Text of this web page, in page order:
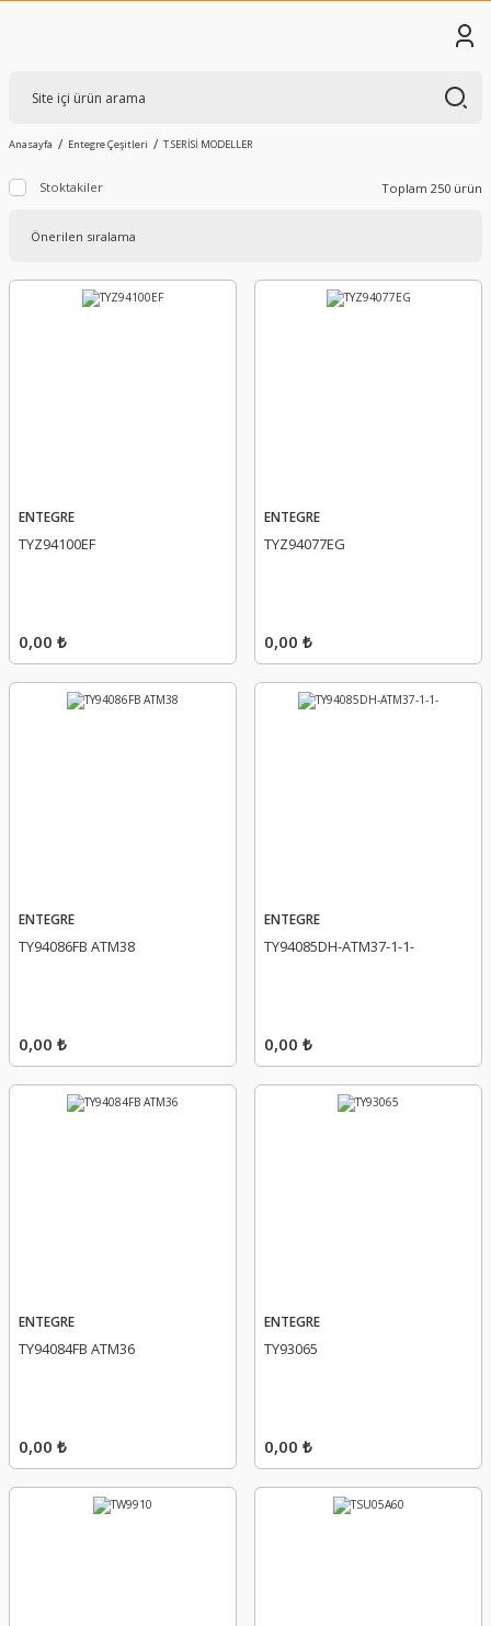
Anasayfa Entegre Çeşitleri T.SERİSİ MODELLER
Stoktakiler Toplam 250 ürün
ENTEGRE
TYZ94100EF
0,00 ₺
ENTEGRE
TYZ94077EG
0,00 ₺
ENTEGRE
TY94086FB ATM38
0,00 ₺
ENTEGRE
TY94085DH-ATM37-1-1-
0,00 ₺
ENTEGRE
TY94084FB ATM36
0,00 ₺
ENTEGRE
TY93065
0,00 ₺